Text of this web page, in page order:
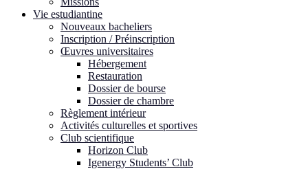
Vie estudiantine
Nouveaux bacheliers
Inscription / Préinscription
Œuvres universitaires
Hébergement
Restauration
Dossier de bourse
Dossier de chambre
Règlement intérieur
Activités culturelles et sportives
Club scientifique
Horizon Club
Igenergy Students’ Club